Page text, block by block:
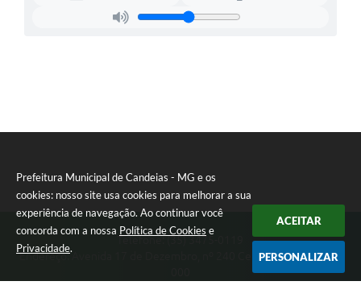
Prefeitura Municipal de Candeias - MG e os
cookies: nosso site usa cookies para melhorar a sua
experiência de navegação. Ao continuar você
concorda com a nossa Política de Cookies e
Privacidade.
ACEITAR
PERSONALIZAR
Telefone: (35) 3475-0119
Endereço: Avenida 17 de Dezembro, nº 240 Centro | CEP: 37280-